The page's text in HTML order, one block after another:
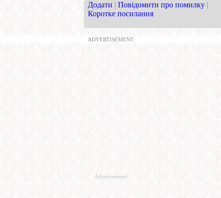
Додати | Повідомити про помилку |
Коротке посилання
ADVERTISEMENT
Advertisement